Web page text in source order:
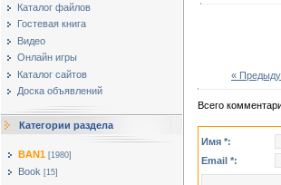
Каталог файлов
Гостевая книга
Видео
Онлайн игры
Каталог сайтов
Доска объявлений
Категории раздела
BAN1 [1980]
Book [15]
«
Всего
Имя *:
Email *: